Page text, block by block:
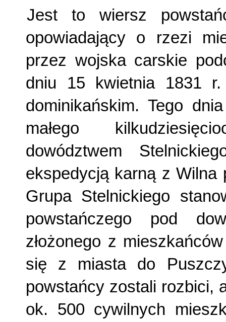
Jest to wiersz
opowiadający o rzezi
przez wojska carskie
dniu 15 kwietnia 1831
dominikańskim. Tego
małego
dowództwem
ekspedycją karną z Wilna
Grupa Stelnickiego
powstańczego pod
złożonego z
się z miasta do
powstańcy zostali rozbici,
ok. 500 cywilnych